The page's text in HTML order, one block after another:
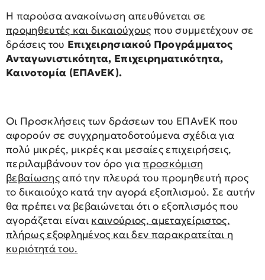
Η παρούσα ανακοίνωση απευθύνεται σε
προμηθευτές και δικαιούχους που συμμετέχουν σε
δράσεις του Επιχειρησιακού Προγράμματος
Ανταγωνιστικότητα, Επιχειρηματικότητα,
Καινοτομία (ΕΠΑνΕΚ).
Οι Προσκλήσεις των δράσεων του ΕΠΑνΕΚ που
αφορούν σε συγχρηματοδοτούμενα σχέδια για
πολύ μικρές, μικρές και μεσαίες επιχειρήσεις,
περιλαμβάνουν τον όρο γιαπροσκόμιση
βεβαίωσηςαπό την πλευρά του προμηθευτή προς
το δικαιούχο κατά την αγορά εξοπλισμού. Σε αυτήν
θα πρέπει να βεβαιώνεται ότι ο εξοπλισμός που
αγοράζεται είναι καινούριος, αμεταχείριστος,
πλήρως εξοφλημένος και δεν παρακρατείται η
κυριότητά του.